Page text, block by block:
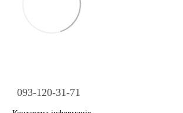
093-120-31-71